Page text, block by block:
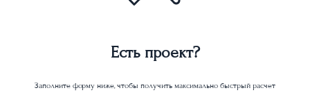
Есть проект?
Заполните форму ниже, чтобы получить максимально быстрый расчет